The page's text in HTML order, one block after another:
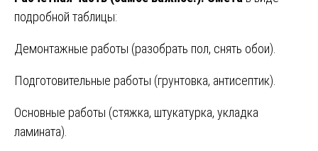
подробной таблицы:
Демонтажные работы (разобрать пол, снять обои).
Подготовительные работы (грунтовка, антисептик).
Основные работы (стяжка, штукатурка, укладка
ламината).